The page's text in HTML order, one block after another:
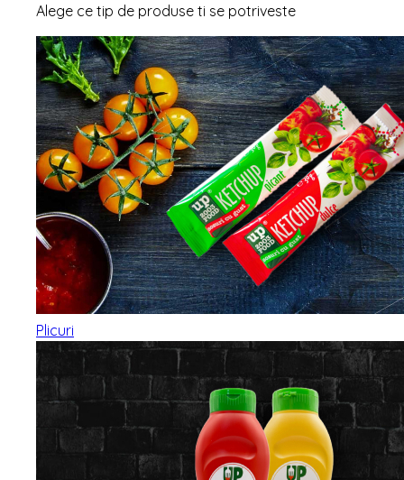
Alege ce tip de produse ti se potriveste
Plicuri